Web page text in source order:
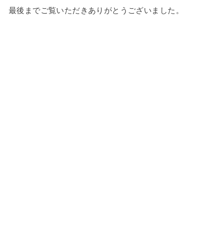
最後までご覧いただきありがとうございました。